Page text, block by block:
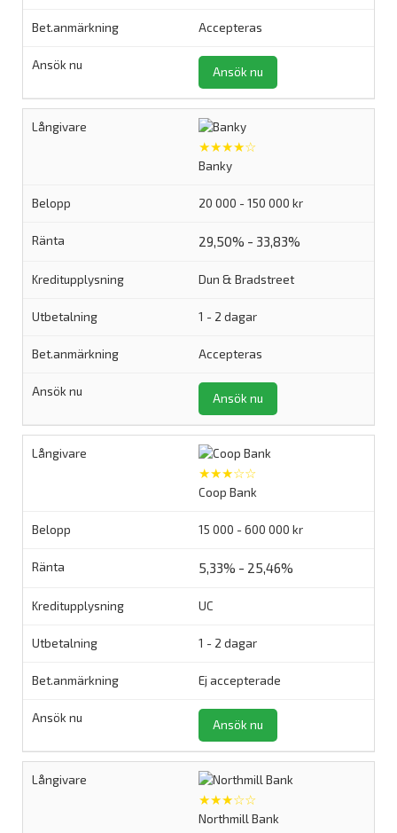
Accepteras
Ansök nu
★★★★☆
Banky
20 000 - 150 000 kr
29,50% - 33,83%
Dun & Bradstreet
1 - 2 dagar
Accepteras
Ansök nu
★★★☆☆
Coop Bank
15 000 - 600 000 kr
5,33% - 25,46%
UC
1 - 2 dagar
Ej accepterade
Ansök nu
★★★☆☆
Northmill Bank